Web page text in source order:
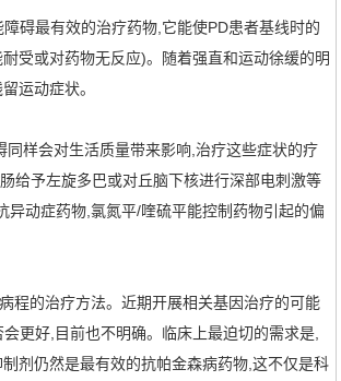
碍最有效的治疗药物,它能使PD患者基线时的
受或对药物无反应)。随着强直和运动徐缓的明
运动症状。
样会对生活质量带来影响,治疗这些症状的疗
给予左旋多巴或对丘脑下核进行深部电刺激等
异动症药物,氯氮平/喹硫平能控制药物引起的偏
程的治疗方法。近期开展相关基因治疗的可能
更好,目前也不明确。临床上最迫切的需求是,
剂仍然是最有效的抗帕金森病药物,这不仅是科